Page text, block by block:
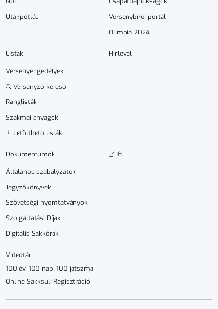
Utánpótlás
Versenybírói portál
Olimpia 2024
Listák
Versenyengedélyek
Versenyző kereső
Ranglisták
Szakmai anyagok
Letölthető listák
Hírlevél
Dokumen­­tumok
Általános szabályzatok
Jegyzőkönyvek
Szövetségi nyomtatványok
Szolgáltatási Díjak
Digitális Sakkórák
Ifi
Videótár
100 év, 100 nap, 100 játszma
Online Sakksuli Regisztráció